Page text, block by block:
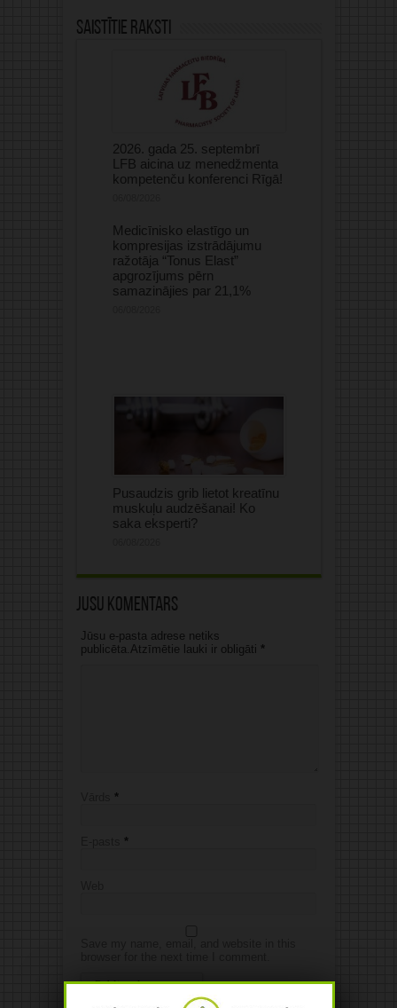
Saistītie raksti
2026. gada 25. septembrī
LFB aicina uz menedžmenta
kompetenču konferenci Rīgā!
Medicīnisko elastīgo un
kompresijas izstrādājumu
ražotāja “Tonus Elast”
apgrozījums pērn
samazinājies par 21,1%
Pusaudzis grib lietot kreatīnu
muskuļu audzēšanai! Ko
saka eksperti?
Jūsu komentārs
Jūsu e-pasta adrese netiks
publicēta.Atzīmētie lauki ir obligāti *
*
*